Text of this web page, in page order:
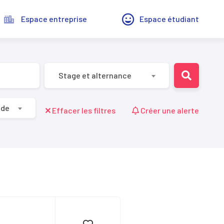
Espace entreprise Espace étudiant
Stage et alternance
Effacer les filtres Créer une alerte